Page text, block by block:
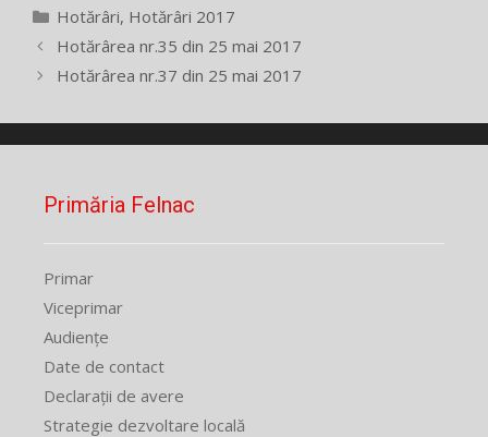
Categorii
Hotărâri, Hotărâri 2017
Hotărârea nr.35 din 25 mai 2017
Hotărârea nr.37 din 25 mai 2017
Primăria Felnac
Primar
Viceprimar
Audiențe
Date de contact
Declarații de avere
Strategie dezvoltare locală